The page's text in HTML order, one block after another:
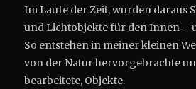
Im Laufe der Zeit, wurden daraus
und Lichtobjekte für den Innen –
So entstehen in meiner kleinen
von der Natur hervorgebrachte
bearbeitete, Objekte.